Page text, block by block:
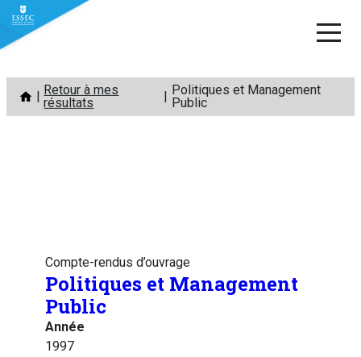
Aller
contenu
Retour à mes
résultats
Politiques et Management
Public
Compte-rendus d’ouvrage
Politiques et Management
Public
Année
1997